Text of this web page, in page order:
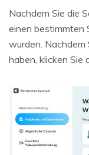
Nachdem Sie die
einen bestimmten
wurden.
haben, klicken